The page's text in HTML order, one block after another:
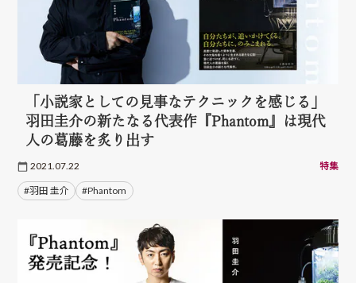
「小説家としての見事なテクニックを感じる」
羽田圭介の新たなる代表作『Phantom』は現代
人の葛藤を炙り出す
2021.07.22 特集
#羽田 圭介 #Phantom